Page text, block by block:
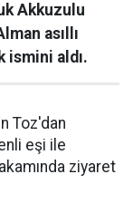
Akkuzulu
asıllı
ismini aldı.
Toz'dan
eşi ile
ziyaret